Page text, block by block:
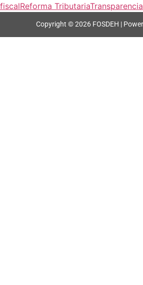
fiscalReforma TributariaTransparencia
Copyright © 2026 FOSDEH |